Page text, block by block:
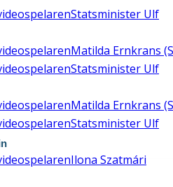
Statsminister Ulf
Matilda Ernkrans
Statsminister Ulf
Matilda Ernkrans
Statsminister Ulf
Ilona Szatmári